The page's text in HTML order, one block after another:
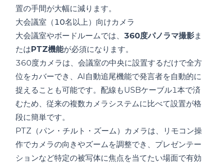
置の手間が大幅に減ります。
大会議室（10名以上）向けカメラ
大会議室やボードルームでは、 360度パノラマ撮影ま
たはPTZ機能が必須になります。
360度カメラは、会議室の中央に設置するだけで全方
位をカバーでき、AI自動追尾機能で発言者を自動的に
捉えることも可能です。配線もUSBケーブル1本で済
むため、従来の複数カメラシステムに比べて設置が格
段に簡単です。
PTZ（パン・チルト・ズーム）カメラは、リモコン操
作でカメラの向きやズームを調整でき、プレゼンテー
ションなど特定の被写体に焦点を当てたい場面で有効